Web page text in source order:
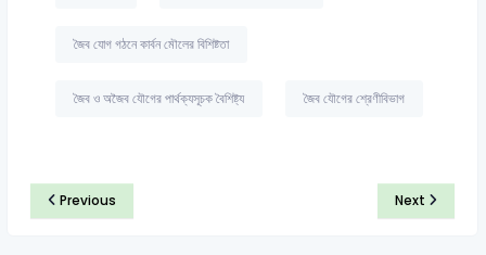
জৈব যোগ গঠনে কার্বন মৌলের বিশিষ্টতা
জৈব ও অজৈব যৌগের পার্থক্যসূচক বৈশিষ্ট্য জৈব যৌগের শ্রেণীবিভাগ
Previous Next